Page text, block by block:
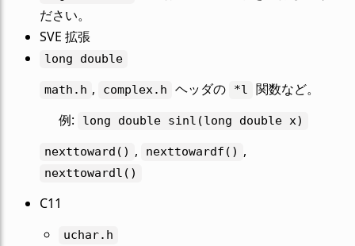
ださい。
SVE 拡張
long double
math.h , complex.h ヘッダの *l
関数など。
例:
long double sinl(long double x)
nexttoward() , nexttowardf() ,
nexttowardl()
C11
uchar.h